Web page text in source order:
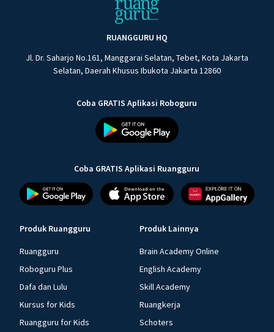
RUANGGURU HQ
Jl. Dr. Saharjo No.161, Manggarai Selatan, Tebet, Kota Jakarta
Selatan, Daerah Khusus Ibukota Jakarta 12860
Coba GRATIS Aplikasi Roboguru
Coba GRATIS Aplikasi Ruangguru
Produk Ruangguru
Ruangguru
Roboguru Plus
Dafa dan Lulu
Kursus for Kids
Ruangguru for Kids
Produk Lainnya
Brain Academy Online
English Academy
Skill Academy
Ruangkerja
Schoters